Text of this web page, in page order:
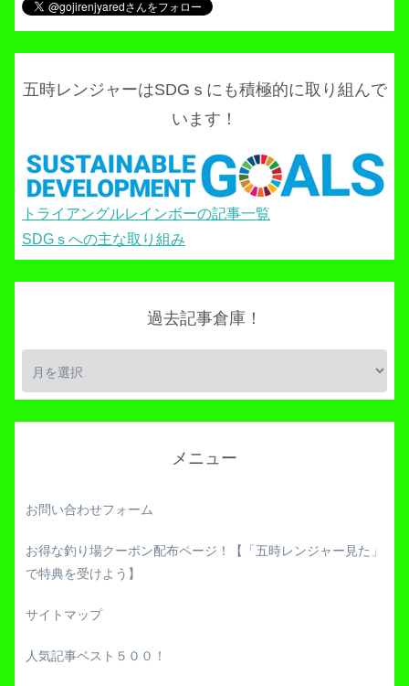
五時レンジャーはSDGｓにも積極的に取り組んで
います！
トライアングルレインボーの記事一覧
SDGｓへの主な取り組み
過去記事倉庫！
メニュー
お問い合わせフォーム
お得な釣り場クーポン配布ページ！【「五時レンジャー見た」
で特典を受けよう】
サイトマップ
人気記事ベスト５００！